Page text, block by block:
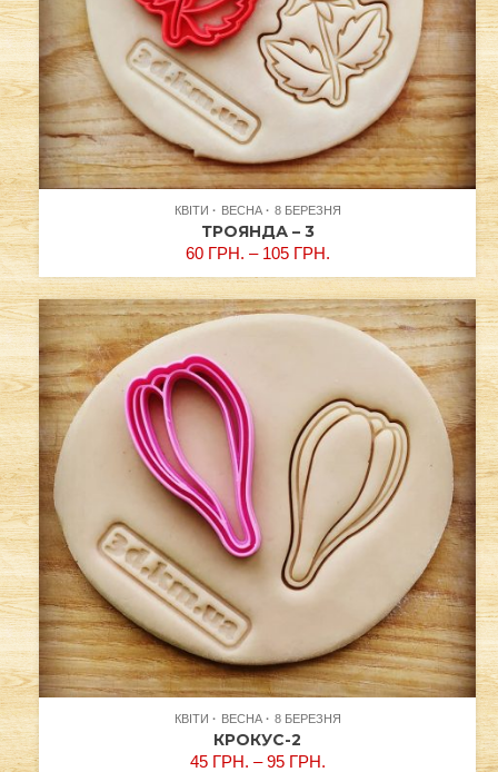
КВІТИ ВЕСНА 8 БЕРЕЗНЯ
ТРОЯНДА – 3
60 ГРН. – 105 ГРН.
КВІТИ ВЕСНА 8 БЕРЕЗНЯ
КРОКУС-2
45 ГРН. –95 ГРН.